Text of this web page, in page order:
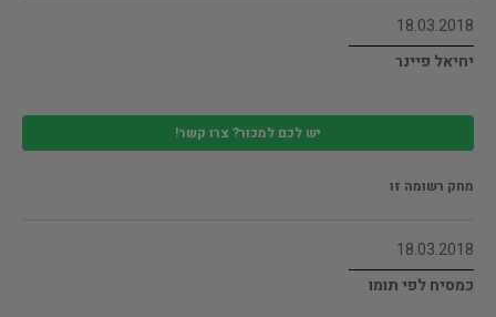
18.03.2018
יחיאל פיינר
יש לכם למכור? צרו קשר!
מחק רשומה זו
18.03.2018
כמסיח לפי תומו